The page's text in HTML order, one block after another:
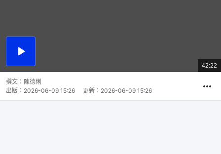
播
總
共
間
42:22
撰文： 陳德俐
出版： 2026-06-09 15:26 更新： 2026-06-09 15:26